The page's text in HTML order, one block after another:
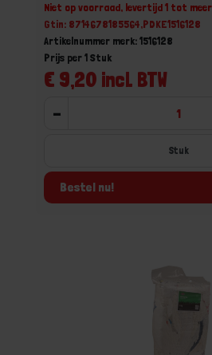
Niet op voorraad, levertijd 1 tot
Gtin: 8714678185564,PDKE1516128
Artikelnummer merk: 1516128
€ 9,20 incl. BTW
Prijs per 1 Stuk
-
Stuk
Bestel nu!